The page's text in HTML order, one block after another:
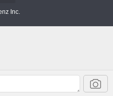
Inc.